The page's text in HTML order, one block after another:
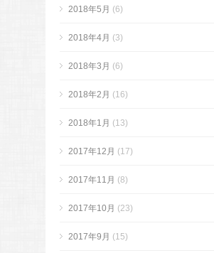
2018年5月 (6)
2018年4月 (3)
2018年3月 (6)
2018年2月 (16)
2018年1月 (13)
2017年12月 (17)
2017年11月 (8)
2017年10月 (23)
2017年9月 (15)